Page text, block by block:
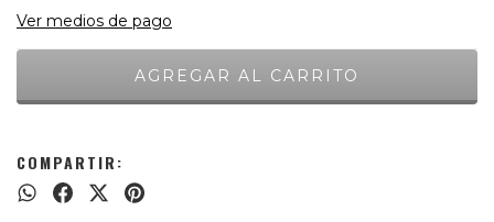
Ver medios de pago
COMPARTIR: